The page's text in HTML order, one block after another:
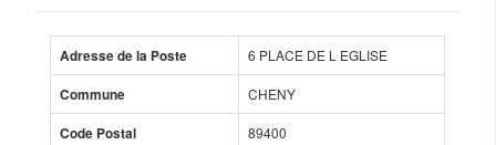
Adresse de la Poste 6 PLACE DE L EGLISE
Commune CHENY
Code Postal 89400